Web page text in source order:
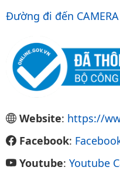
Đường đi đến
Website: https://
Facebook:
Youtube: Youtube